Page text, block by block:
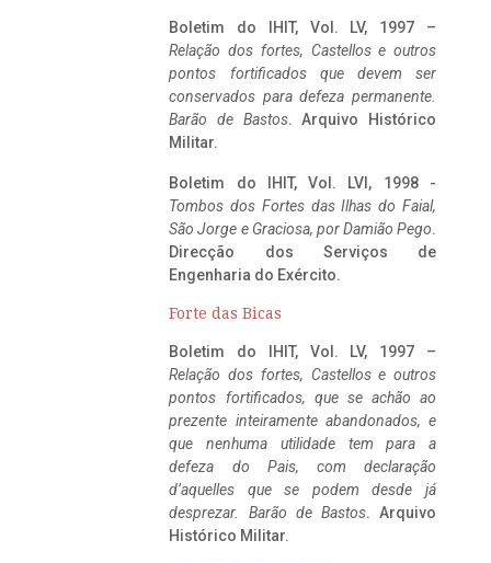
Boletim do IHIT, Vol. LV, 1997 –
Relação dos fortes, Castellos e outros
pontos fortificados que devem ser
conservados para defeza permanente.
Barão de Bastos. Arquivo Histórico
Militar.
Boletim do IHIT, Vol. LVI, 1998 -
Tombos dos Fortes das Ilhas do Faial,
São Jorge e Graciosa, por Damião Pego.
Direcção dos Serviços de
Engenharia do Exército.
Forte das Bicas
Boletim do IHIT, Vol. LV, 1997 –
Relação dos fortes, Castellos e outros
pontos fortificados, que se achão ao
prezente inteiramente abandonados, e
que nenhuma utilidade tem para a
defeza do Pais, com declaração
d’aquelles que se podem desde já
desprezar. Barão de Bastos. Arquivo
Histórico Militar.